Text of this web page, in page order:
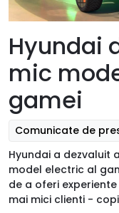
Hyundai
mic
gamei
Comunicate de
Hyundai a dezvaluit
model electric al
de a oferi
mai mici clienti -